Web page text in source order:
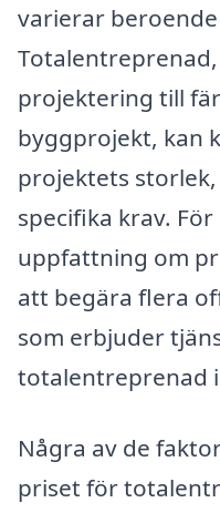
varierar
projektering till
byggprojekt, kan
projektets
specifika krav.
uppfattning om
att begära flera
som erbjuder
totalentreprenad
Några av de
priset för